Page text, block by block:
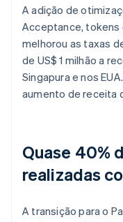
A adição de
Acceptance, tokens
melhorou as taxas
de US$ 1 milhão a
Singapura e nos
aumento de receita
Quase 40%
realizadas
A transição para o